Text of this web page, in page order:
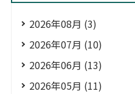
2026年08月 (3)
2026年07月 (10)
2026年06月 (13)
2026年05月 (11)